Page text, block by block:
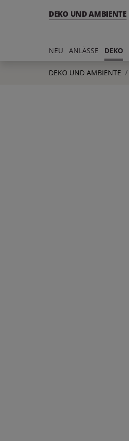
DEKO UND AMBIENTE
NEU ANLÄSSE DEKO
DEKO UND AMBIENTE